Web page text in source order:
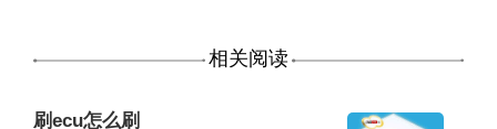
相关阅读
刷ecu怎么刷